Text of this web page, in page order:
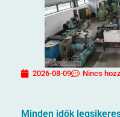
2026-08-09 Nincs
Minden idők